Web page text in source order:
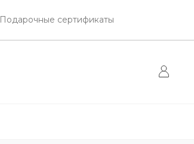
Подарочные сертификаты